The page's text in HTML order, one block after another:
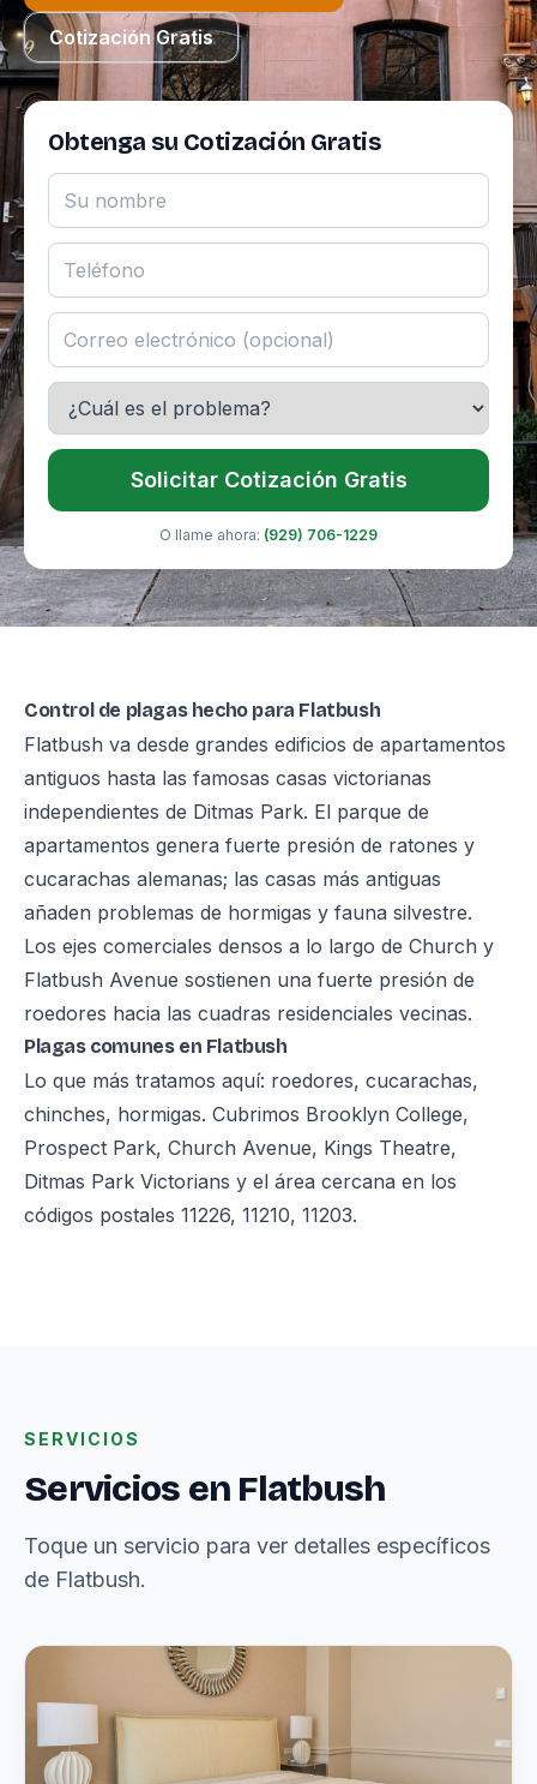
Cotización Gratis
Obtenga su Cotización Gratis
Solicitar Cotización Gratis
O llame ahora: (929) 706-1229
Control de plagas hecho para Flatbush
Flatbush va desde grandes edificios de apartamentos
antiguos hasta las famosas casas victorianas
independientes de Ditmas Park. El parque de
apartamentos genera fuerte presión de ratones y
cucarachas alemanas; las casas más antiguas
añaden problemas de hormigas y fauna silvestre.
Los ejes comerciales densos a lo largo de Church y
Flatbush Avenue sostienen una fuerte presión de
roedores hacia las cuadras residenciales vecinas.
Plagas comunes en Flatbush
Lo que más tratamos aquí: roedores, cucarachas,
chinches, hormigas. Cubrimos Brooklyn College,
Prospect Park, Church Avenue, Kings Theatre,
Ditmas Park Victorians y el área cercana en los
códigos postales 11226, 11210, 11203.
SERVICIOS
Servicios en Flatbush
Toque un servicio para ver detalles específicos
de Flatbush.